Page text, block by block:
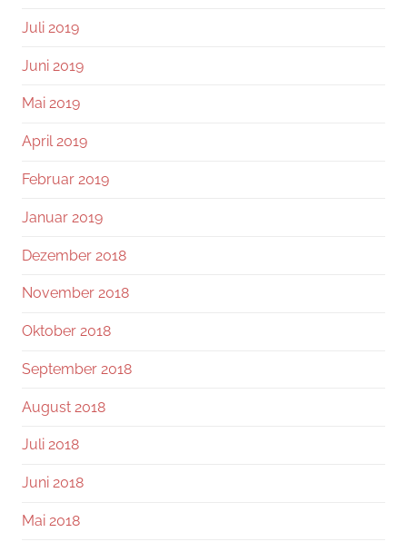
Juli 2019
Juni 2019
Mai 2019
April 2019
Februar 2019
Januar 2019
Dezember 2018
November 2018
Oktober 2018
September 2018
August 2018
Juli 2018
Juni 2018
Mai 2018